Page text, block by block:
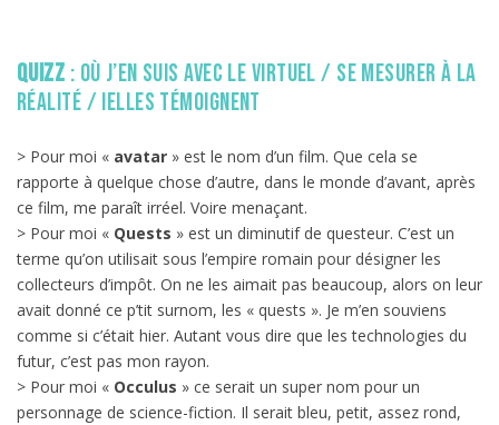
Quizz : où j’en suis avec le virtuel / se mesurer à la
réalité / ielles témoignent
> Pour moi « avatar » est le nom d’un film. Que cela se
rapporte à quelque chose d’autre, dans le monde d’avant, après
ce film, me paraît irréel. Voire menaçant.
> Pour moi « Quests » est un diminutif de questeur. C’est un
terme qu’on utilisait sous l’empire romain pour désigner les
collecteurs d’impôt. On ne les aimait pas beaucoup, alors on leur
avait donné ce p’tit surnom, les « quests ». Je m’en souviens
comme si c’était hier. Autant vous dire que les technologies du
futur, c’est pas mon rayon.
> Pour moi « Occulus » ce serait un super nom pour un
personnage de science-fiction. Il serait bleu, petit, assez rond,